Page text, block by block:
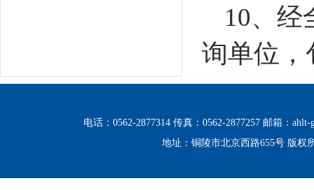
10、经
询单位，
电话：0562-2877314 传真：0562-2877257 邮箱：
地址：铜陵市北京西路655号 版权